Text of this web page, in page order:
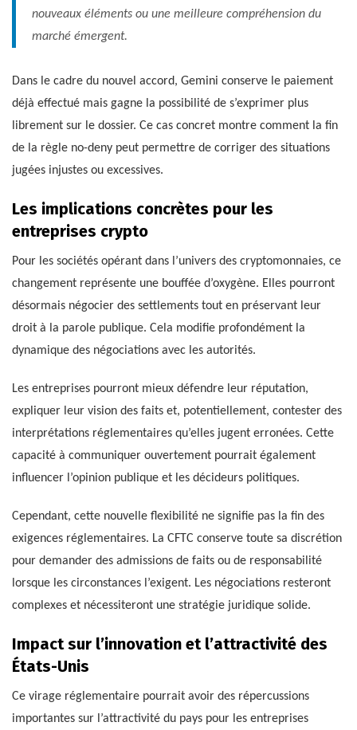
nouveaux éléments ou une meilleure compréhension du
marché émergent.
Dans le cadre du nouvel accord, Gemini conserve le paiement
déjà effectué mais gagne la possibilité de s’exprimer plus
librement sur le dossier. Ce cas concret montre comment la fin
de la règle no-deny peut permettre de corriger des situations
jugées injustes ou excessives.
Les implications concrètes pour les
entreprises crypto
Pour les sociétés opérant dans l’univers des cryptomonnaies, ce
changement représente une bouffée d’oxygène. Elles pourront
désormais négocier des settlements tout en préservant leur
droit à la parole publique. Cela modifie profondément la
dynamique des négociations avec les autorités.
Les entreprises pourront mieux défendre leur réputation,
expliquer leur vision des faits et, potentiellement, contester des
interprétations réglementaires qu’elles jugent erronées. Cette
capacité à communiquer ouvertement pourrait également
influencer l’opinion publique et les décideurs politiques.
Cependant, cette nouvelle flexibilité ne signifie pas la fin des
exigences réglementaires. La CFTC conserve toute sa discrétion
pour demander des admissions de faits ou de responsabilité
lorsque les circonstances l’exigent. Les négociations resteront
complexes et nécessiteront une stratégie juridique solide.
Impact sur l’innovation et l’attractivité des
États-Unis
Ce virage réglementaire pourrait avoir des répercussions
importantes sur l’attractivité du pays pour les entreprises